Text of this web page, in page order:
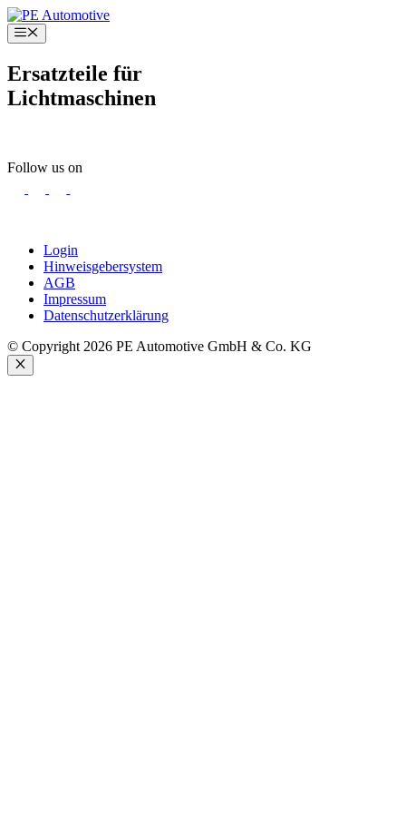
Zum
Inhalt
springen
Menü
Ersatzteile für
Lichtmaschinen
Follow us on
Login
Hinweisgebersystem
AGB
Impressum
Datenschutzerklärung
© Copyright 2026 PE Automotive GmbH & Co. KG
Schließen